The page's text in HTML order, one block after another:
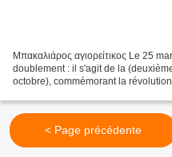
Μπακαλιάρος αγιορείτικος Le 25
doublement : il s'agit de la
octobre), commémorant la
< Page précédente